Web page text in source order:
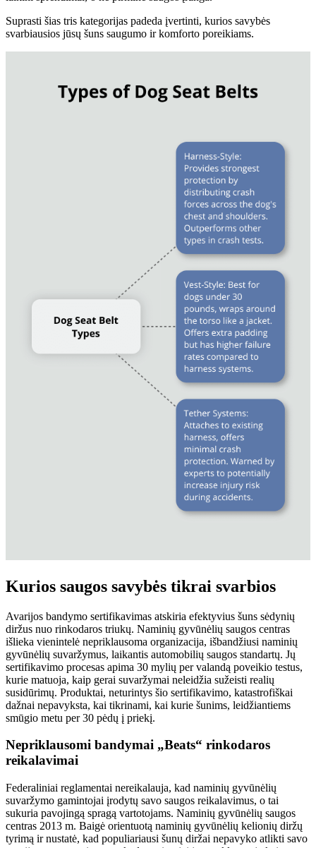
Suprasti šias tris kategorijas padeda įvertinti, kurios savybės
svarbiausios jūsų šuns saugumo ir komforto poreikiams.
Kurios saugos savybės tikrai svarbios
Avarijos bandymo sertifikavimas atskiria efektyvius šuns sėdynių
diržus nuo rinkodaros triukų. Naminių gyvūnėlių saugos centras
išlieka vienintelė nepriklausoma organizacija, išbandžiusi naminių
gyvūnėlių suvaržymus, laikantis automobilių saugos standartų. Jų
sertifikavimo procesas apima 30 mylių per valandą poveikio testus,
kurie matuoja, kaip gerai suvaržymai neleidžia sužeisti realių
susidūrimų. Produktai, neturintys šio sertifikavimo, katastrofiškai
dažnai nepavyksta, kai tikrinami, kai kurie šunims, leidžiantiems
smūgio metu per 30 pėdų į priekį.
Nepriklausomi bandymai „Beats“ rinkodaros
reikalavimai
Federaliniai reglamentai nereikalauja, kad naminių gyvūnėlių
suvaržymo gamintojai įrodytų savo saugos reikalavimus, o tai
sukuria pavojingą spragą vartotojams. Naminių gyvūnėlių saugos
centras 2013 m. Baigė orientuotą naminių gyvūnėlių kelionių diržų
tyrimą ir nustatė, kad populiariausi šunų diržai nepavyko atlikti savo